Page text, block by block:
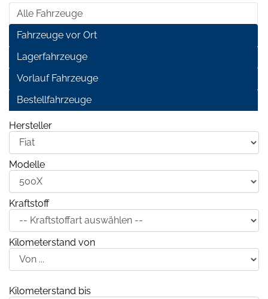
Alle Fahrzeuge
Fahrzeuge vor Ort
Lagerfahrzeuge
Vorlauf Fahrzeuge
Bestellfahrzeuge
Hersteller
Modelle
Kraftstoff
Kilometerstand von
Kilometerstand bis